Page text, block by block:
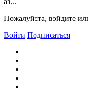
аз...
Пожалуйста, войдите
Войти Подписаться